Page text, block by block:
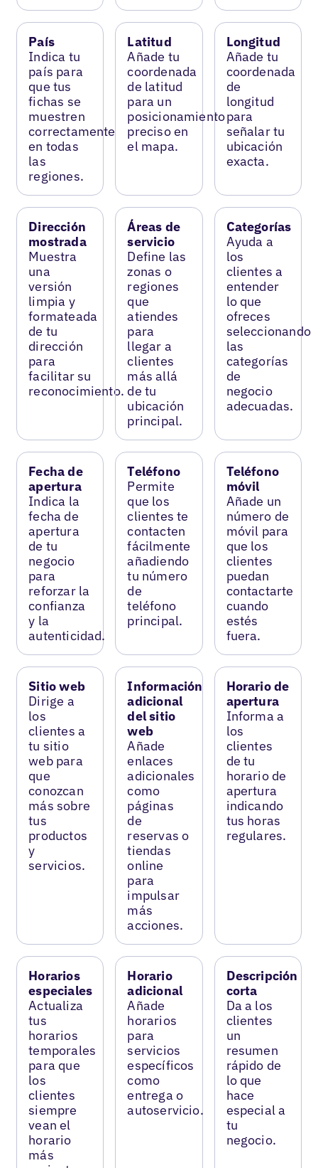
País
Indica tu
país para
que tus
fichas se
muestren
correctamente
en todas
las
regiones.
Latitud
Añade tu
coordenada
de latitud
para un
posicionamiento
preciso en
el mapa.
Longitud
Añade tu
coordenada
de
longitud
para
señalar tu
ubicación
exacta.
Dirección
mostrada
Muestra
una
versión
limpia y
formateada
de tu
dirección
para
facilitar su
reconocimiento.
Áreas de
servicio
Define las
zonas o
regiones
que
atiendes
para
llegar a
clientes
más allá
de tu
ubicación
principal.
Categorías
Ayuda a
los
clientes a
entender
lo que
ofreces
seleccionando
las
categorías
de
negocio
adecuadas.
Fecha de
apertura
Indica la
fecha de
apertura
de tu
negocio
para
reforzar la
confianza
y la
autenticidad.
Teléfono
Permite
que los
clientes te
contacten
fácilmente
añadiendo
tu número
de
teléfono
principal.
Teléfono
móvil
Añade un
número de
móvil para
que los
clientes
puedan
contactarte
cuando
estés
fuera.
Sitio web
Dirige a
los
clientes a
tu sitio
web para
que
conozcan
más sobre
tus
productos
y
servicios.
Información
adicional
del sitio
web
Añade
enlaces
adicionales
como
páginas
de
reservas o
tiendas
online
para
impulsar
más
acciones.
Horario de
apertura
Informa a
los
clientes
de tu
horario de
apertura
indicando
tus horas
regulares.
Horarios
especiales
Actualiza
tus
horarios
temporales
para que
los
clientes
siempre
vean el
horario
más
Horario
adicional
Añade
horarios
para
servicios
específicos
como
entrega o
autoservicio.
Descripción
corta
Da a los
clientes
un
resumen
rápido de
lo que
hace
especial a
tu
negocio.